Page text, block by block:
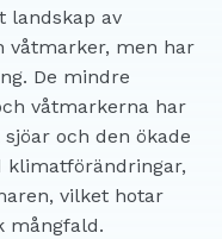
landskap av
våtmarker, men har
De mindre
våtmarkerna har
och den ökade
klimatförändringar,
vilket hotar
mångfald.